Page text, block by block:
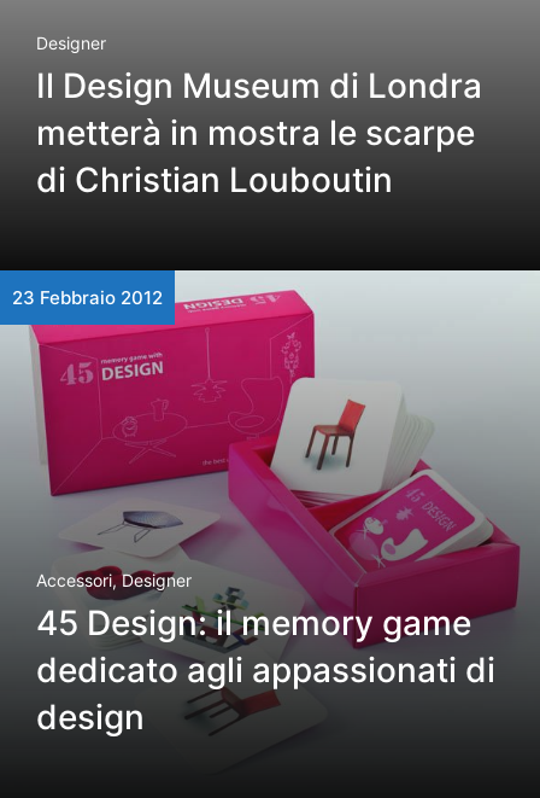
Designer
Il Design Museum di Londra
metterà in mostra le scarpe
di Christian Louboutin
23 Febbraio 2012
Accessori,Designer
45 Design: il memory game
dedicato agli appassionati di
design